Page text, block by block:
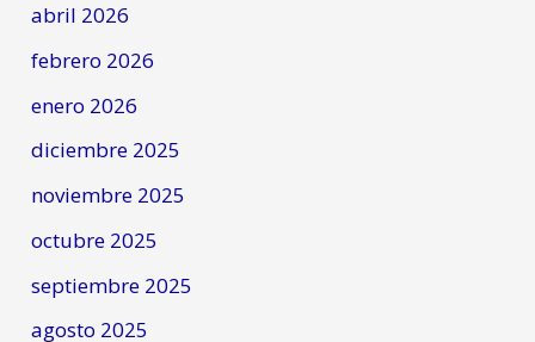
abril 2026
febrero 2026
enero 2026
diciembre 2025
noviembre 2025
octubre 2025
septiembre 2025
agosto 2025